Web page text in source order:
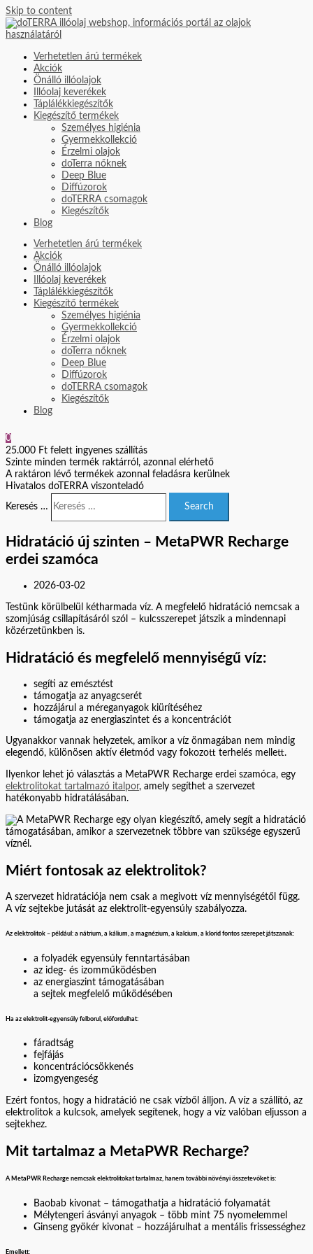
Skip to content
Verhetetlen árú termékek
Akciók
Önálló illóolajok
Illóolaj keverékek
Táplálékkiegészítők
Kiegészítő termékek
Személyes higiénia
Gyermekkollekció
Érzelmi olajok
doTerra nőknek
Deep Blue
Diffúzorok
doTERRA csomagok
Kiegészítők
Blog
Verhetetlen árú termékek
Akciók
Önálló illóolajok
Illóolaj keverékek
Táplálékkiegészítők
Kiegészítő termékek
Személyes higiénia
Gyermekkollekció
Érzelmi olajok
doTerra nőknek
Deep Blue
Diffúzorok
doTERRA csomagok
Kiegészítők
Blog
0
25.000 Ft felett ingyenes szállítás
Szinte minden termék raktárról, azonnal elérhető
A raktáron lévő termékek azonnal feladásra kerülnek
Hivatalos doTERRA viszonteladó
Keresés … Search
Hidratáció új szinten – MetaPWR Recharge
erdei szamóca
2026-03-02
Testünk körülbelül kétharmada víz. A megfelelő hidratáció nemcsak a
szomjúság csillapításáról szól – kulcsszerepet játszik a mindennapi
közérzetünkben is.
Hidratáció és megfelelő mennyiségű víz:
segíti az emésztést
támogatja az anyagcserét
hozzájárul a méreganyagok kiürítéséhez
támogatja az energiaszintet és a koncentrációt
Ugyanakkor vannak helyzetek, amikor a víz önmagában nem mindig
elegendő, különösen aktív életmód vagy fokozott terhelés mellett.
Ilyenkor lehet jó választás a MetaPWR Recharge erdei szamóca, egy
elektrolitokat tartalmazó italpor, amely segíthet a szervezet
hatékonyabb hidratálásában.
Miért fontosak az elektrolitok?
A szervezet hidratációja nem csak a megivott víz mennyiségétől függ.
A víz sejtekbe jutását az elektrolit-egyensúly szabályozza.
Az elektrolitok – például: a nátrium, a kálium, a magnézium, a kalcium, a klorid fontos szerepet játszanak:
a folyadék egyensúly fenntartásában
az ideg- és izomműködésben
az energiaszint támogatásában
a sejtek megfelelő működésében
Ha az elektrolit-egyensúly felborul, előfordulhat:
fáradtság
fejfájás
koncentrációcsökkenés
izomgyengeség
Ezért fontos, hogy a hidratáció ne csak vízből álljon. A víz a szállító, az
elektrolitok a kulcsok, amelyek segítenek, hogy a víz valóban eljusson a
sejtekhez.
Mit tartalmaz a MetaPWR Recharge?
A MetaPWR Recharge nemcsak elektrolitokat tartalmaz, hanem további növényi összetevőket is:
Baobab kivonat – támogathatja a hidratáció folyamatát
Mélytengeri ásványi anyagok – több mint 75 nyomelemmel
Ginseng gyökér kivonat – hozzájárulhat a mentális frissességhez
Emellett: